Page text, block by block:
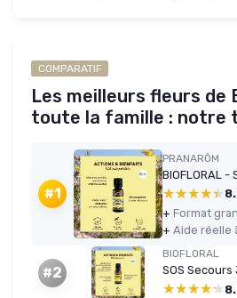
COMPARATIF
Les meilleurs fleurs de
toute la famille : notre
#1
PRANARÔM
★★★★★
★★★★★
+
+
#2
BIOFLORAL
★★★★★
★★★★★